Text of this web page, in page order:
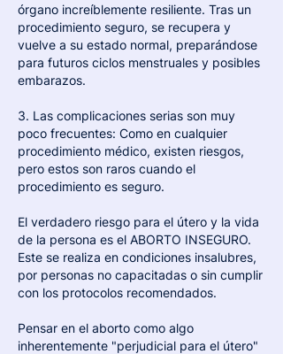
órgano increíblemente resiliente. Tras un
procedimiento seguro, se recupera y
vuelve a su estado normal, preparándose
para futuros ciclos menstruales y posibles
embarazos.
3. Las complicaciones serias son muy
poco frecuentes: Como en cualquier
procedimiento médico, existen riesgos,
pero estos son raros cuando el
procedimiento es seguro.
El verdadero riesgo para el útero y la vida
de la persona es el ABORTO INSEGURO.
Este se realiza en condiciones insalubres,
por personas no capacitadas o sin cumplir
con los protocolos recomendados.
Pensar en el aborto como algo
inherentemente "perjudicial para el útero"